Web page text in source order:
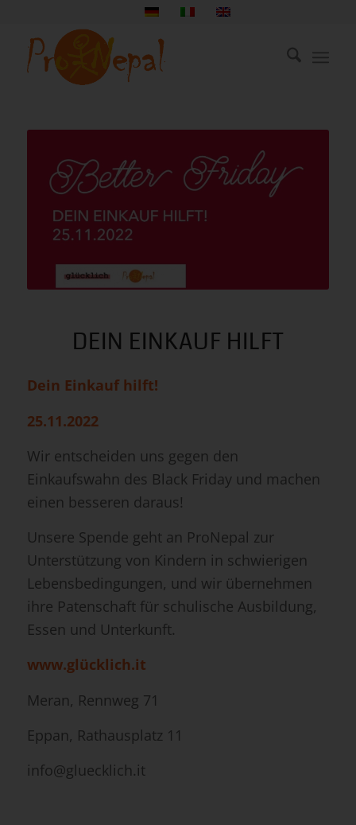
DEIN EINKAUF HILFT
Dein Einkauf hilft!
25.11.2022
Wir entscheiden uns gegen den
Einkaufswahn des Black Friday und machen
einen besseren daraus!
Unsere Spende geht an ProNepal zur
Unterstützung von Kindern in schwierigen
Lebensbedingungen, und wir übernehmen
ihre Patenschaft für schulische Ausbildung,
Essen und Unterkunft.
www.glücklich.it
Meran, Rennweg 71
Eppan, Rathausplatz 11
info@gluecklich.it